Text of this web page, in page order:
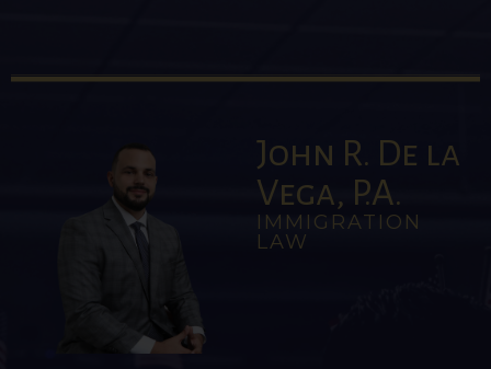
John R. De la
Vega, P.A.
IMMIGRATION
LAW